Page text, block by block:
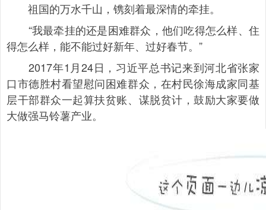
祖国的万水千山，镌刻着最深情的牵挂。
“我最牵挂的还是困难群众，他们吃得怎么样、住
得怎么样，能不能过好新年、过好春节。”
2017年1月24日，习近平总书记来到河北省张家
口市德胜村看望慰问困难群众，在村民徐海成家同基
层干部群众一起算扶贫账、谋脱贫计，鼓励大家要做
大做强马铃薯产业。